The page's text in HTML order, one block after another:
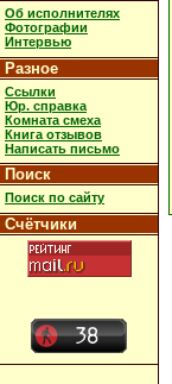
Об исполнителях
Фотографии
Интервью
Разное
Ссылки
Юр. справка
Комната смеха
Книга отзывов
Написать письмо
Поиск
Поиск по сайту
Счётчики